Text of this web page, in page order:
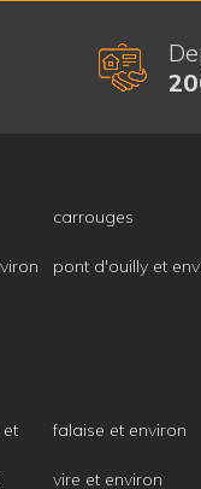
carrouges
pont d'ouilly et
falaise et environ
vire et environ